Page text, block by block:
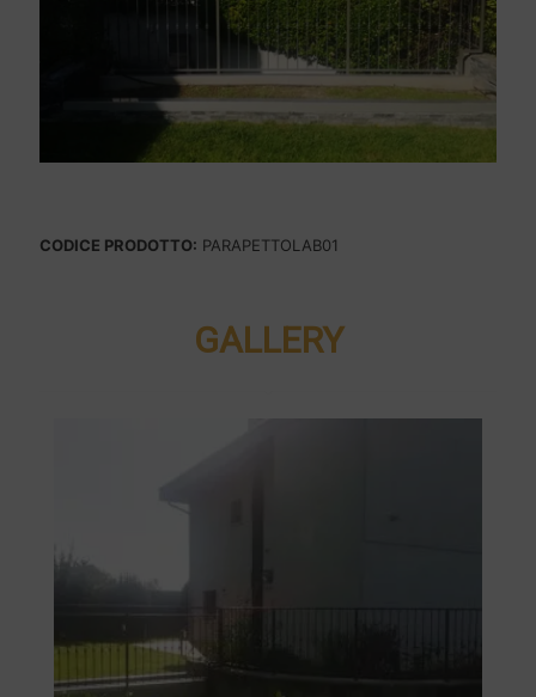
CODICE PRODOTTO: PARAPETTOLAB01
GALLERY